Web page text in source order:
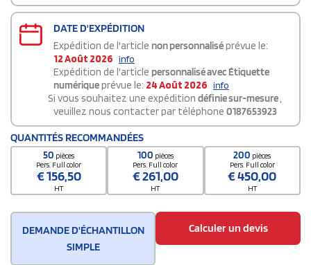
DATE D'EXPÉDITION
Expédition de l'article non personnaliséprévue le:
12 Août 2026 info
Expédition de l'article personnalisé avec Étiquette
numériqueprévue le: 24 Août 2026 info
Si vous souhaitez une expédition définie sur-mesure,
veuillez nous contacter par téléphone 0187653923
QUANTITÉS RECOMMANDÉES
50 pièces
Pers. Full color
€156,50
HT
100 pièces
Pers. Full color
€261,00
HT
200 pièces
Pers. Full color
€450,00
HT
DEMANDE D'ÉCHANTILLON
SIMPLE
Calculer un devis